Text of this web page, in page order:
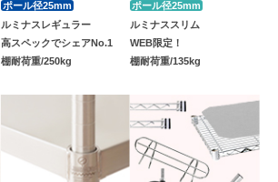
ルミナスレギュラー
高スペックでシェアNo.1
棚耐荷重/250kg
ルミナススリム
WEB限定！
棚耐荷重/135kg